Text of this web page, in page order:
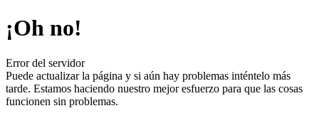
¡Oh no!
Error del servidor
Puede actualizar la página y si aún hay problemas inténtelo más
tarde. Estamos haciendo nuestro mejor esfuerzo para que las cosas
funcionen sin problemas.